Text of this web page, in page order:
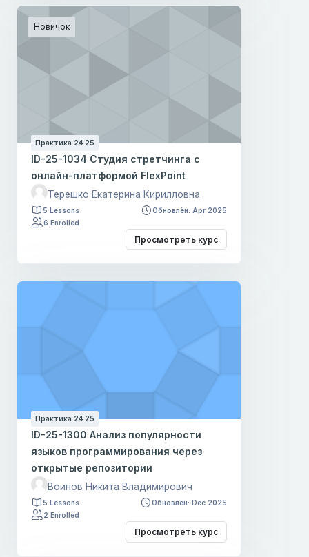
Новичок
Практика 24 25
ID-25-1034 Студия стретчинга с
онлайн-платформой FlexPoint
Терешко Екатерина Кирилловна
5 Lessons
Обновлён: Apr 2025
6 Enrolled
Просмотреть курс
Практика 24 25
ID-25-1300 Анализ популярности
языков программирования через
открытые репозитории
Воинов Никита Владимирович
5 Lessons
Обновлён: Dec 2025
2 Enrolled
Просмотреть курс